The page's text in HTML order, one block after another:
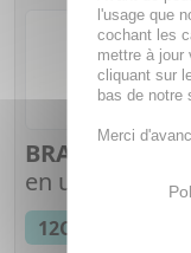
BRADYKININE
en unidose
12CH
Dose
Tube
l'usage que
cochant les
mettre à jour
cliquant sur
bas de notre
Merci